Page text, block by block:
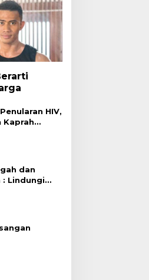
HIV,
Kaprah
dan
: Lindungi